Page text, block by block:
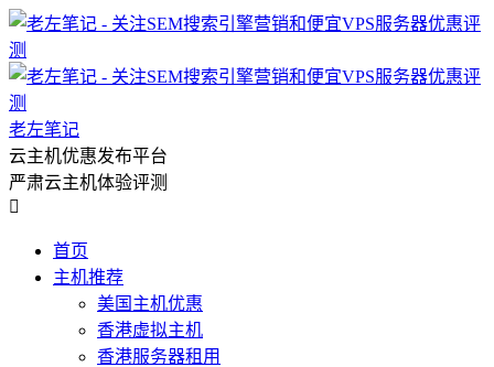
老左笔记
云主机优惠发布平台
严肃云主机体验评测

首页
主机推荐
美国主机优惠
香港虚拟主机
香港服务器租用